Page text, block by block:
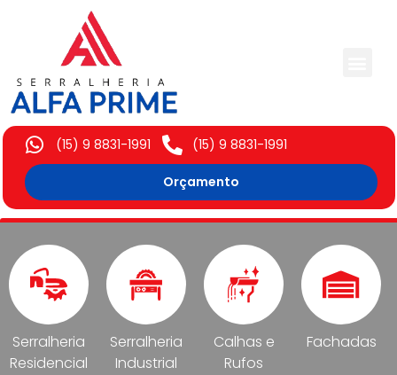
(15) 9 8831-1991 (15) 9 8831-1991
Orçamento
Serralheria
Residencial
Serralheria
Industrial
Calhas e
Rufos
Fachadas